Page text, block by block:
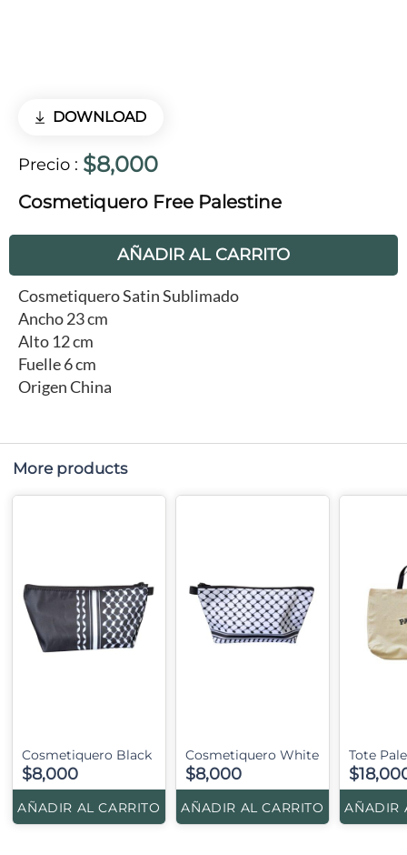
DOWNLOAD
Precio : $8,000
Cosmetiquero Free Palestine
AÑADIR AL CARRITO
Cosmetiquero Satin Sublimado
Ancho 23 cm
Alto 12 cm
Fuelle 6 cm
Origen China
More products
Cosmetiquero Black
$8,000
AÑADIR AL CARRITO
Cosmetiquero White
$8,000
AÑADIR AL CARRITO
Tote
AÑADIR